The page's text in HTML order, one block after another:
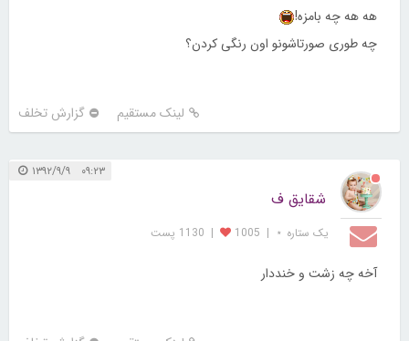
هه هه چه بامزه!
چه طوری صورتاشونو اون رنگی کردن؟
لینک مستقیم گزارش تخلف
۰۹:۲۳ ۱۳۹۲/۹/۹
شقایق ف
یک ستاره ⋆ |
1005
| 1130 پست
آخه چه زشت و خنددار